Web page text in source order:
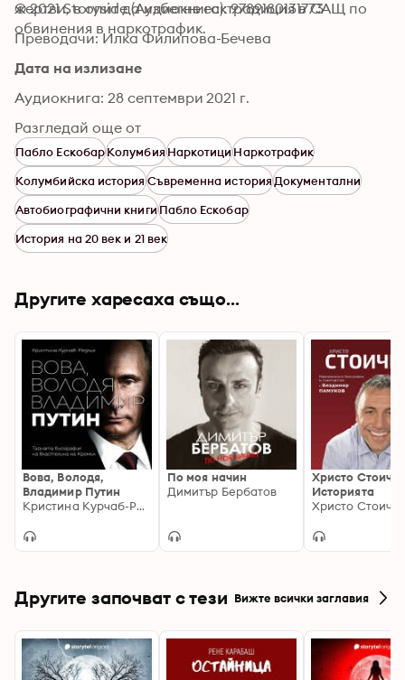
жертви, в опит да избегне есктрадиция в САЩ по
обвинения в наркотрафик.
© 2021 Storyside (Аудиокнига): 9789180131773
Преводачи: Илка Филипова-Бечева
Дата на излизане
Аудиокнига: 28 септември 2021 г.
Разгледай още от
Пабло ЕскобарКолумбияНаркотициНаркотрафик
Колумбийска историяСъвременна историяДокументални
Автобиографични книгиПабло Ескобар
История на 20 век и 21 век
Другите харесаха също...
Вова, Володя,
Владимир Путин
Кристина Курчаб-Редлих
По моя начин
Димитър Бербатов
Христо
Историята
Другите започват с тези Вижте всички заглавия